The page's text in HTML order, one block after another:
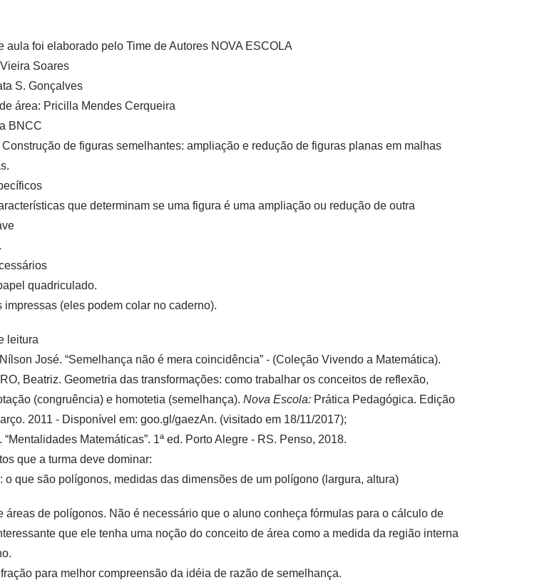
aula foi elaborado pelo Time de Autores NOVA ESCOLA
Soares
S. Gonçalves
área: Pricilla Mendes Cerqueira
BNCC
de figuras semelhantes: ampliação e redução de figuras planas em malhas
que determinam se uma figura é uma ampliação ou redução de outra
quadriculado.
impressas (eles podem colar no caderno).
leitura
José. “Semelhança não é mera coincidência” - (Coleção Vivendo a Matemática).
Beatriz. Geometria das transformações: como trabalhar os conceitos de reflexão,
(congruência) e homotetia (semelhança). Nova Escola: Prática Pedagógica. Edição
2011 - Disponível em: goo.gl/gaezAn. (visitado em 18/11/2017);
“Mentalidades Matemáticas”. 1ª ed. Porto Alegre - RS. Penso, 2018.
que a turma deve dominar:
o que são polígonos, medidas das dimensões de um polígono (largura, altura)
áreas de polígonos. Não é necessário que o aluno conheça fórmulas para o cálculo de
que ele tenha uma noção do conceito de área como a medida da região interna
para melhor compreensão da idéia de razão de semelhança.